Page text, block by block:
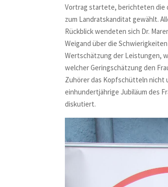
Vortrag startete, berichteten die
zum Landratskanditat gewählt.
Rückblick wendeten sich Dr.
Weigand über die
Wertschätzung der Leistungen,
welcher Geringschätzung den
Zuhörer das Kopfschütteln nicht
einhundertjährige Jubiläum des
diskutiert.